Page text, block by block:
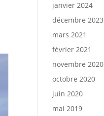
janvier 2024
décembre 2023
mars 2021
février 2021
novembre 2020
octobre 2020
juin 2020
mai 2019